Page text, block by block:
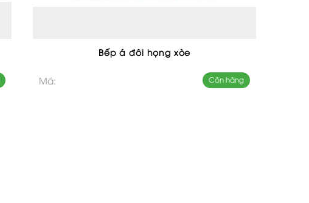
Bếp á đôi họng xòe
Mã: Còn hàng